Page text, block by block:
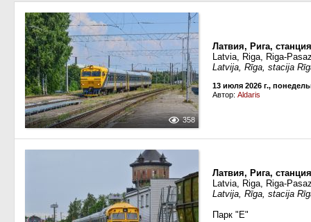
358
Латвия, Рига,
Latvia, Riga, Riga-
Latvija, Rīga, stacija
13 июля 2026 г.,
Автор: Aldaris
Латвия, Рига,
Latvia, Riga, Riga-
Latvija, Rīga, stacija
Парк "Е"